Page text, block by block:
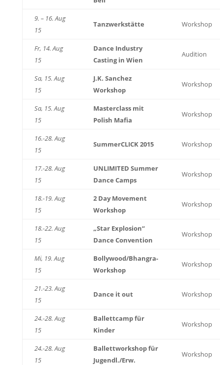
9. – 16. Aug
15
Tanzwerkstätte Workshop
Fr, 14. Aug
15
Dance Industry
Casting in Wien
Audition
Sa, 15. Aug
15
J.K. Sanchez
Workshop
Workshop
Sa, 15. Aug
15
Masterclass mit
Polish Mafia
Workshop
16.-28. Aug
15
SummerCLICK 2015 Workshop
17.-28. Aug
15
UNLIMITED Summer
Dance Camps
Workshop
18.-19. Aug
15
2 Day Movement
Workshop
Workshop
18.-22. Aug
15
„Star Explosion“
Dance Convention
Workshop
Mi, 19. Aug
15
Bollywood/Bhangra-
Workshop
Workshop
21.-23. Aug
15
Dance it out Workshop
24.-28. Aug
15
Ballettcamp für
Kinder
Workshop
24.-28. Aug
15
Ballettworkshop für
Jugendl./Erw.
Workshop